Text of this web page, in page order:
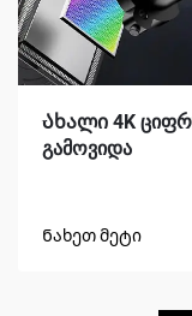
Ახალი 4K
გამოვიდა
Ნახეთ მეტი